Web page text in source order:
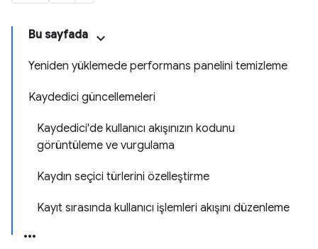
Bu sayfada
Yeniden yüklemede performans panelini temizleme
Kaydedici güncellemeleri
Kaydedici'de kullanıcı akışınızın kodunu
görüntüleme ve vurgulama
Kaydın seçici türlerini özelleştirme
Kayıt sırasında kullanıcı işlemleri akışını düzenleme